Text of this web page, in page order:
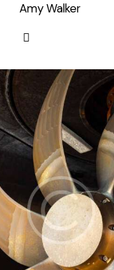
Amy Walker